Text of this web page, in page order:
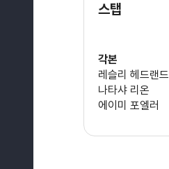
스탭
각본
레슬리 헤드랜드
나타샤 리온
에이미 포엘러